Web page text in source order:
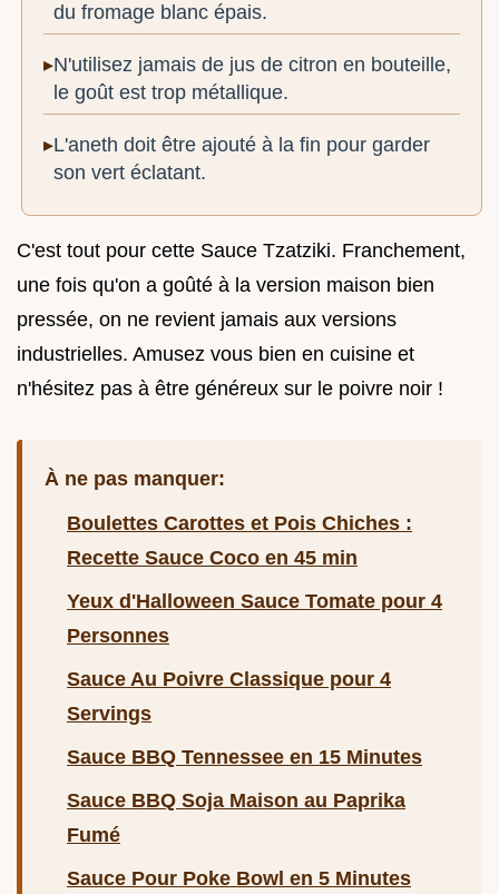
du fromage blanc épais.
N'utilisez jamais de jus de citron en bouteille,
le goût est trop métallique.
L'aneth doit être ajouté à la fin pour garder
son vert éclatant.
C'est tout pour cette Sauce Tzatziki. Franchement,
une fois qu'on a goûté à la version maison bien
pressée, on ne revient jamais aux versions
industrielles. Amusez vous bien en cuisine et
n'hésitez pas à être généreux sur le poivre noir !
À ne pas manquer:
Boulettes Carottes et Pois Chiches :
Recette Sauce Coco en 45 min
Yeux d'Halloween Sauce Tomate pour 4
Personnes
Sauce Au Poivre Classique pour 4
Servings
Sauce BBQ Tennessee en 15 Minutes
Sauce BBQ Soja Maison au Paprika
Fumé
Sauce Pour Poke Bowl en 5 Minutes